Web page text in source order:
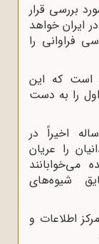
بررسی قرار
ایران خواهد
فراوانی را
است که این
را به دست
اخیراً در
را عریان
می‌خوابانند
شیوه‌های
اطلاعات و